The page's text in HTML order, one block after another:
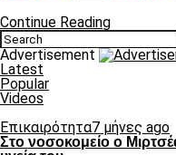
Continue Reading
Advertisement
Latest
Popular
Videos
Επικαιρότητα7 μήνες ago
Στο νοσοκομείο ο